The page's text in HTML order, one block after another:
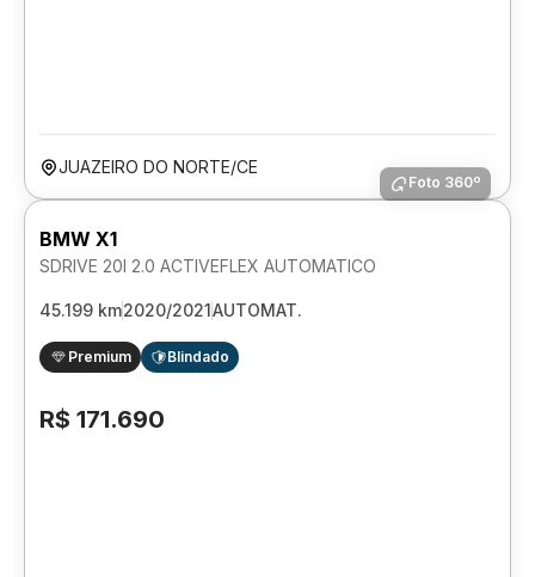
JUAZEIRO DO NORTE/CE
Foto 360º
BMW X1
SDRIVE 20I 2.0 ACTIVEFLEX AUTOMATICO
45.199 km2020/2021AUTOMAT.
Premium Blindado
R$ 171.690